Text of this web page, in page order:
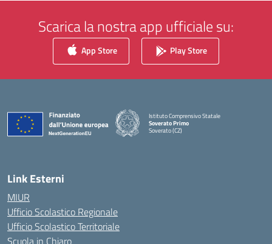
Scarica la nostra app ufficiale su:
App Store Play Store
Istituto Comprensivo Statale
Soverato Primo
Soverato (CZ)
Link Esterni
MIUR
Ufficio Scolastico Regionale
Ufficio Scolastico Territoriale
Scuola in Chiaro